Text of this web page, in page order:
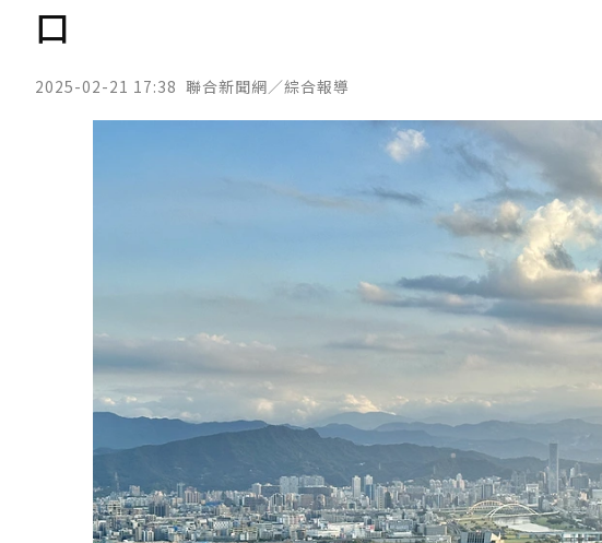
口
2025-02-21 17:38 聯合新聞網／綜合報導